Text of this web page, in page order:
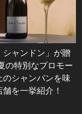
シャンドン」が贈
の特別なプロモー
のシャンパンを味
を一挙紹介！